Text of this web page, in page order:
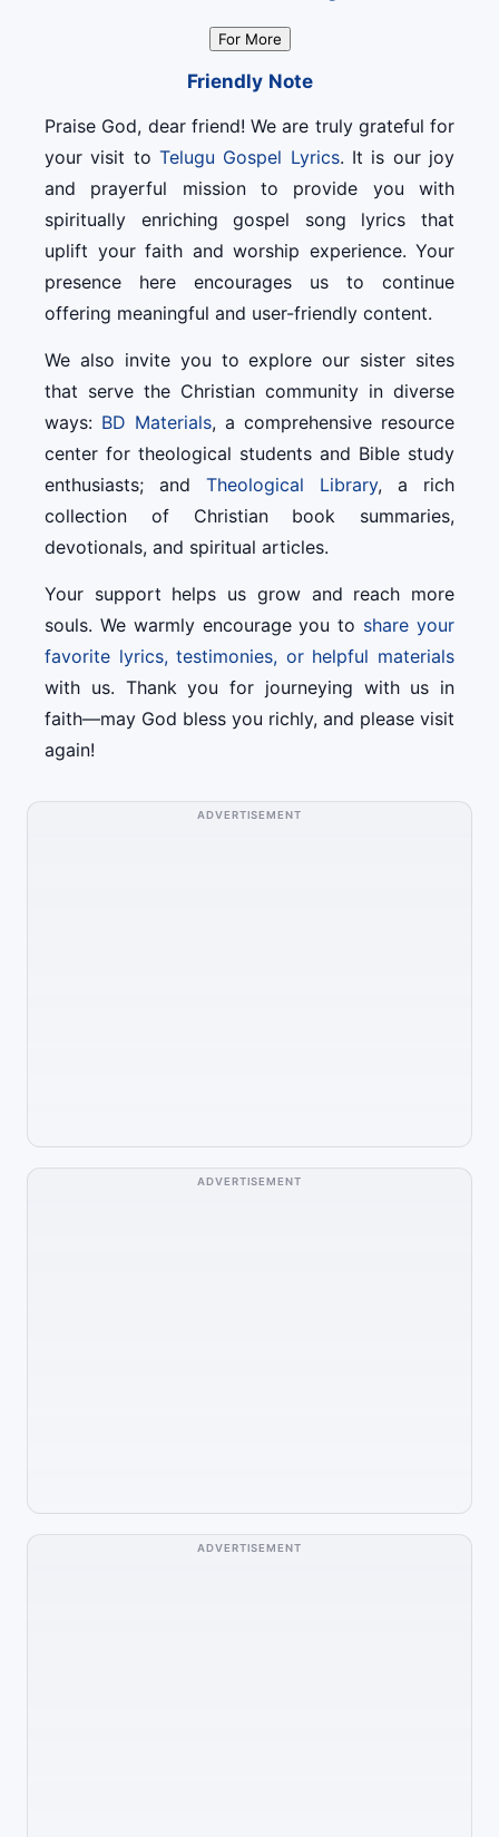
For More
Friendly Note
Praise God, dear friend! We are truly grateful for
your visit to Telugu Gospel Lyrics. It is our joy
and prayerful mission to provide you with
spiritually enriching gospel song lyrics that
uplift your faith and worship experience. Your
presence here encourages us to continue
offering meaningful and user-friendly content.
We also invite you to explore our sister sites
that serve the Christian community in diverse
ways: BD Materials, a comprehensive resource
center for theological students and Bible study
enthusiasts; and Theological Library, a rich
collection of Christian book summaries,
devotionals, and spiritual articles.
Your support helps us grow and reach more
souls. We warmly encourage you to share your
favorite lyrics, testimonies, or helpful materials
with us. Thank you for journeying with us in
faith—may God bless you richly, and please visit
again!
ADVERTISEMENT
ADVERTISEMENT
ADVERTISEMENT